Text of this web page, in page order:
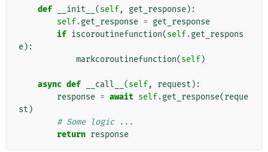
def __init__ (self, get_response):
self.get_response = get_response
if iscoroutinefunction(self.get_respons
e):
markcoroutinefunction(self)
async def __call__ (self, request ):
response = await self.get_response(reque
st )
# Some logic ...
return response